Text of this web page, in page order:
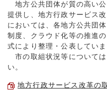
地方公共団体が質の高い
提供し、地方行政サービス
においては、各地方公共団
制度、クラウド化等の推進
式により整理・公表していま
市の取組状況等について
い。
地方行政サービス改革の